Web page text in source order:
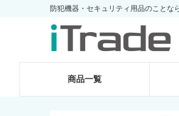
防犯機器・セキュリティ用品のことな
商品一覧